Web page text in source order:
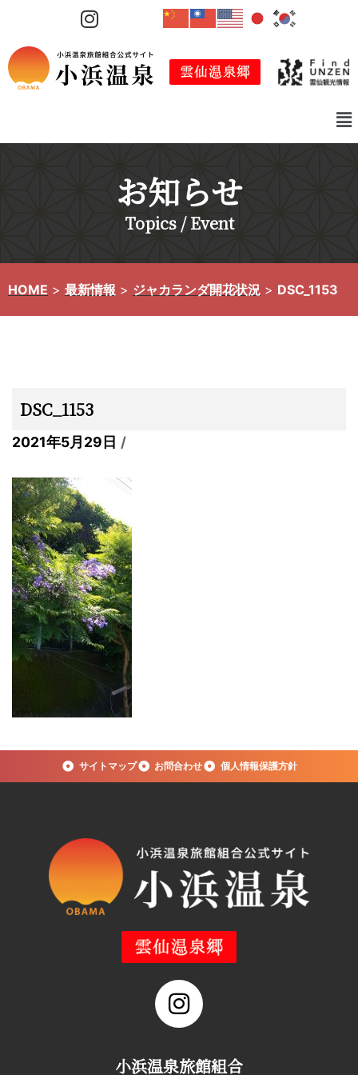
テ
ン
ス
お知らせ
Topics / Event
HOME > 最新情報 > ジャカランダ開花状況 > DSC_1153
DSC_1153
2021年5月29日
サイトマップ お問合わせ 個人情報保護方針
小浜温泉旅館組合